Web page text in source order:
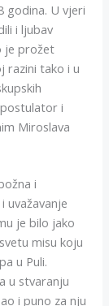
godina. U vjeri
i ljubav
je prožet
razini tako i u
i
Miroslava
i
uvažavanje
je bilo jako
misu koju
u Puli.
u stvaranju
i puno za nju